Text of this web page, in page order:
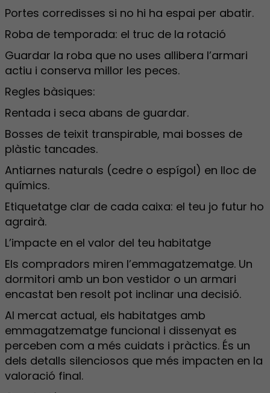
Portes corredisses si no hi ha espai per abatir.
Roba de temporada: el truc de la rotació
Guardar la roba que no uses allibera l’armari
actiu i conserva millor les peces.
Regles bàsiques:
Rentada i seca abans de guardar.
Bosses de teixit transpirable, mai bosses de
plàstic tancades.
Antiarnes naturals (cedre o espígol) en lloc de
químics.
Etiquetatge clar de cada caixa: el teu jo futur ho
agrairà.
L’impacte en el valor del teu habitatge
Els compradors miren l’emmagatzematge. Un
dormitori amb un bon vestidor o un armari
encastat ben resolt pot inclinar una decisió.
Al mercat actual, els habitatges amb
emmagatzematge funcional i dissenyat es
perceben com a més cuidats i pràctics. És un
dels detalls silenciosos que més impacten en la
valoració final.